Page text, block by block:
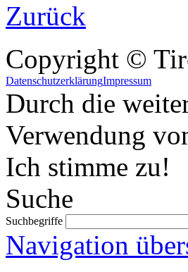
Zurück
Copyright ©
DatenschutzerklärungImpressum
Durch die
Verwendung
Ich stimme zu!
Suche
Suchbegriffe
Navigation